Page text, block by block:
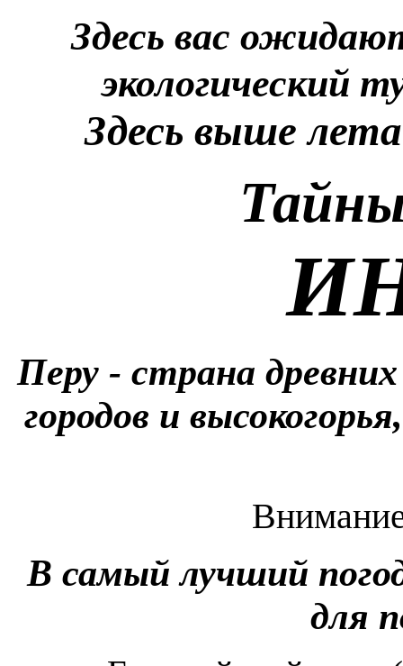
Здесь вас
экологический
Здесь выше
Перу - страна
городов и
В самый лучший
для